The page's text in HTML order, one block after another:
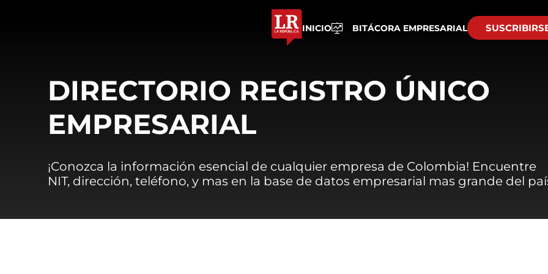
INICIO BITÁCORA EMPRESARIAL
DIRECTORIO REGISTRO ÚNICO
EMPRESARIAL
¡Conozca la información esencial de cualquier empresa de Colombia! Encuentre
NIT, dirección, teléfono, y mas en la base de datos empresarial mas grande del